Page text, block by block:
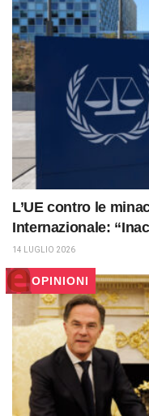
L’UE contro le
Internazionale:
14 LUGLIO 2026
OPINIONI